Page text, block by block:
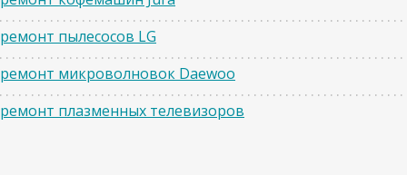
ремонт пылесосов LG
ремонт микроволновок Daewoo
ремонт плазменных телевизоров